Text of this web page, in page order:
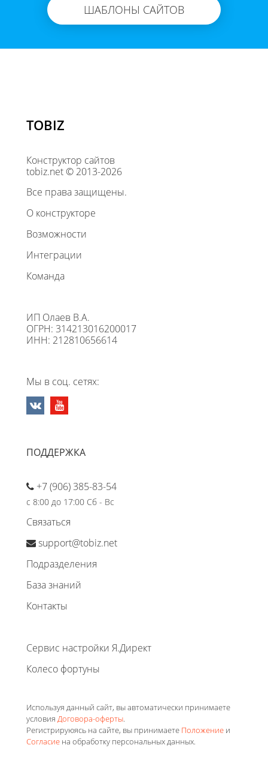
ШАБЛОНЫ САЙТОВ
TOBIZ
Конструктор сайтов
tobiz.net © 2013-2026
Все права защищены.
О конструкторе
Возможности
Интеграции
Команда
ИП Олаев В.А.
ОГРН: 314213016200017
ИНН: 212810656614
Мы в соц. сетях:
ПОДДЕРЖКА
+7 (906) 385-83-54
с 8:00 до 17:00 Сб - Вс
Связаться
support@tobiz.net
Подразделения
База знаний
Контакты
Сервис настройки Я.Директ
Колесо фортуны
Используя данный сайт, вы автоматически принимаете
условия Договора-оферты.
Регистрируюясь на сайте, вы принимаете Положение и
Согласие на обработку персональных данных.